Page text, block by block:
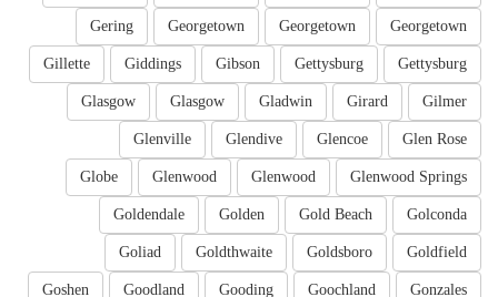
Georgetown
Georgetown
Georgetown
Gering
Gettysburg
Gettysburg
Gibson
Giddings
Gillette
Gilmer
Girard
Gladwin
Glasgow
Glasgow
Glen Rose
Glencoe
Glendive
Glenville
Glenwood Springs
Glenwood
Glenwood
Globe
Golconda
Gold Beach
Golden
Goldendale
Goldfield
Goldsboro
Goldthwaite
Goliad
Gonzales
Goochland
Gooding
Goodland
Goshen